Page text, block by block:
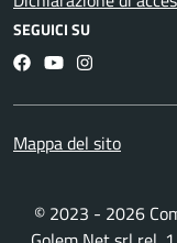
SEGUICI SU
Facebook
YouTubeInstagram
Mappa del sito
© 2023 - 2026